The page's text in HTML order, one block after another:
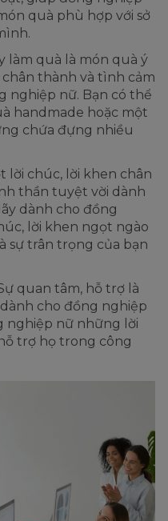
quà phù hợp với sở
làm quà là món quà ý
thành và tình cảm
nghiệp nữ. Bạn có thể
handmade hoặc một
chứa đựng nhiều
lời chúc, lời khen chân
thần tuyệt vời dành
dành cho đồng
lời khen ngọt ngào
sự trân trọng của bạn
quan tâm, hỗ trợ là
cho đồng nghiệp
nghiệp nữ những lời
trợ họ trong công